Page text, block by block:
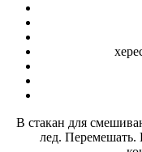
В стакан для
лед. Перемешать.